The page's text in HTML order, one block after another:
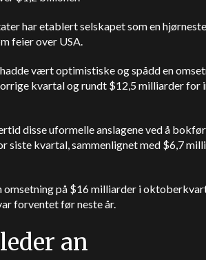
har etablert selskapet som en
feier over USA.
vært optimistiske og spådd en
kvartal og rundt $12,5 milliarder for
disse uformelle anslagene ved å
siste kvartal, sammenlignet med $6,7
omsetning på $16 milliarder i
forventet før neste år.
an